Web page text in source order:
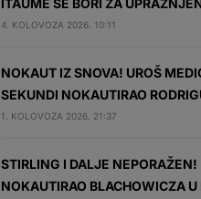
ITAUME SE BORI ZA
4. KOLOVOZA 2026. 10:11
NOKAUT IZ SNOVA! UROŠ
SEKUNDI NOKAUTIRAO
1. KOLOVOZA 2026. 21:37
STIRLING I DALJE NEPORAŽEN!
NOKAUTIRAO BLACHOWICZA U